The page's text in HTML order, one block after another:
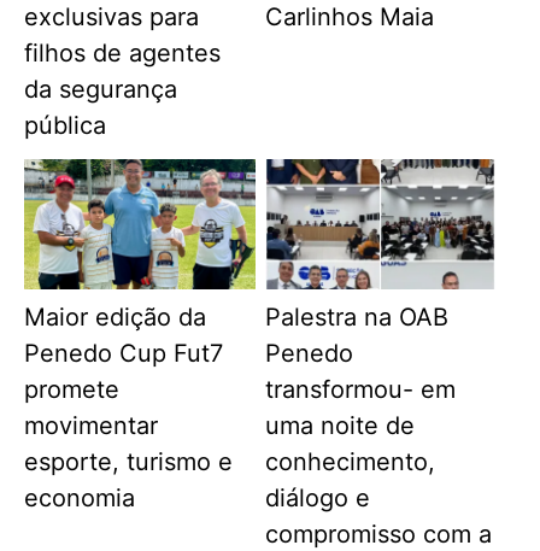
exclusivas para
filhos de agentes
da segurança
pública
Carlinhos Maia
Maior edição da
Penedo Cup Fut7
promete
movimentar
esporte, turismo e
economia
Palestra na OAB
Penedo
transformou- em
uma noite de
conhecimento,
diálogo e
compromisso com a